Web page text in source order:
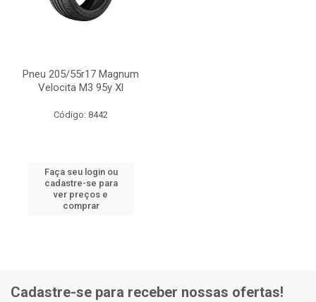
Pneu 205/55r17 Magnum
Velocita M3 95y Xl
Código: 8442
Faça seu login ou
cadastre-se para
ver preços e
comprar
Cadastre-se para receber nossas ofertas!